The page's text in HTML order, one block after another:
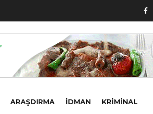
ARAŞDIRMA İDMAN KRIMINAL